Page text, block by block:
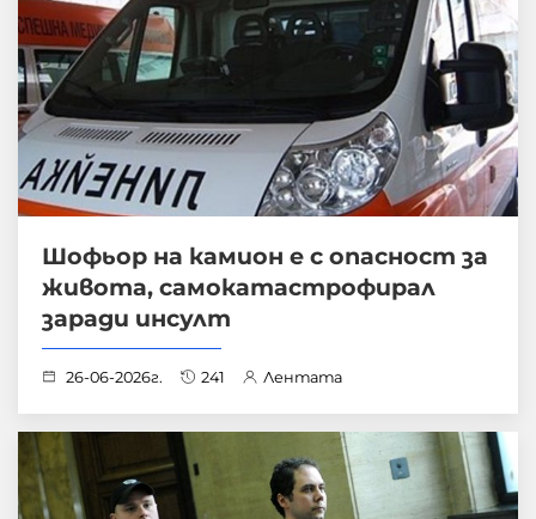
Шофьор на камион е с опасност за
живота, самокатастрофирал
заради инсулт
26-06-2026г. 241 Лентата